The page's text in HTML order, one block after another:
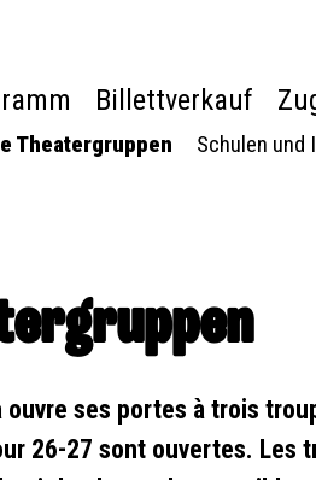
Billettverkauf
Theatergruppen Schulen
ouvre ses portes à trois
26-27 sont ouvertes. Les